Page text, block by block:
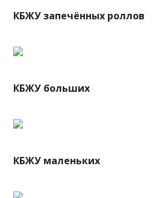
КБЖУ запечённых роллов
КБЖУ больших
КБЖУ маленьких